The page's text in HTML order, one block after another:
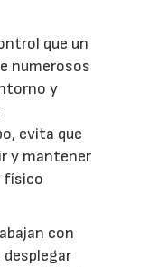
que un
numerosos
y
evita que
y mantener
físico
con